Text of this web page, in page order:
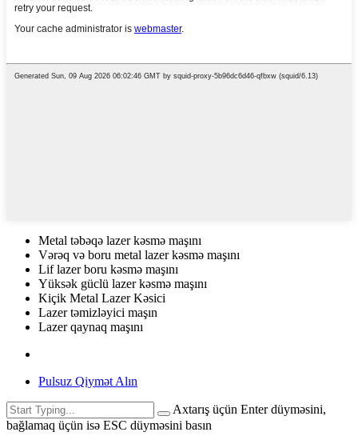
Metal təbəqə lazer kəsmə maşını
Vərəq və boru metal lazer kəsmə maşını
Lif lazer boru kəsmə maşını
Yüksək güclü lazer kəsmə maşını
Kiçik Metal Lazer Kəsici
Lazer təmizləyici maşın
Lazer qaynaq maşını
Pulsuz Qiymət Alın
Axtarış üçün Enter düyməsini,
bağlamaq üçün isə ESC düyməsini basın